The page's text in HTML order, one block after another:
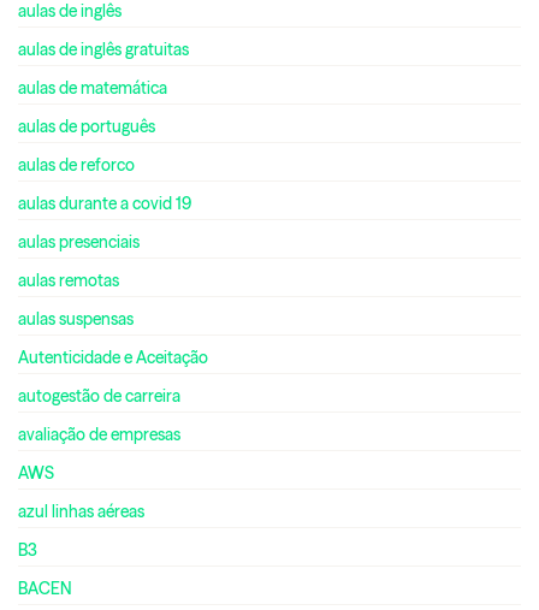
aulas de inglês
aulas de inglês gratuitas
aulas de matemática
aulas de português
aulas de reforco
aulas durante a covid 19
aulas presenciais
aulas remotas
aulas suspensas
Autenticidade e Aceitação
autogestão de carreira
avaliação de empresas
AWS
azul linhas aéreas
B3
BACEN